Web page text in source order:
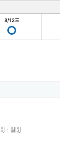
8/12三
: 關閉